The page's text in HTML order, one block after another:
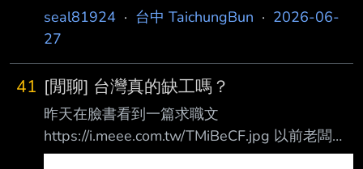
12000 當然有便宜的 cp夠高 我也選 預計是租半
年至一年 但是不知道該怎麼選 1.烏日 離台中市
勢比較近） 2.彰化市 比烏日熱鬧的樣子 租金稍
微便宜 生活機能似乎比烏日好 小弟雖然是台中
人 但是一直都在山區 不知道大大們能否給建議
感恩 --
seal81924 · 台中 TaichungBun · 2026-06-
27
41 [閒聊] 台灣真的缺工嗎？
昨天在臉書看到一篇求職文
https://i.meee.com.tw/TMiBeCF.jpg 以前老闆薪
水開太低，只能加薪請人 現在有外勞，不用加